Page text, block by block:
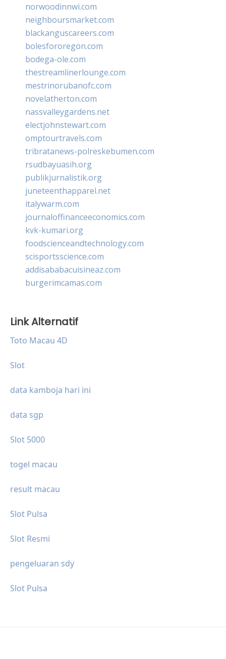
norwoodinnwi.com
neighboursmarket.com
blackanguscareers.com
bolesfororegon.com
bodega-ole.com
thestreamlinerlounge.com
mestrinorubanofc.com
novelatherton.com
nassvalleygardens.net
electjohnstewart.com
omptourtravels.com
tribratanews-polreskebumen.com
rsudbayuasih.org
publikjurnalistik.org
juneteenthapparel.net
italywarm.com
journaloffinanceeconomics.com
kvk-kumari.org
foodscienceandtechnology.com
scisportsscience.com
addisababacuisineaz.com
burgerimcamas.com
Link Alternatif
Toto Macau 4D
Slot
data kamboja hari ini
data sgp
Slot 5000
togel macau
result macau
Slot Pulsa
Slot Resmi
pengeluaran sdy
Slot Pulsa